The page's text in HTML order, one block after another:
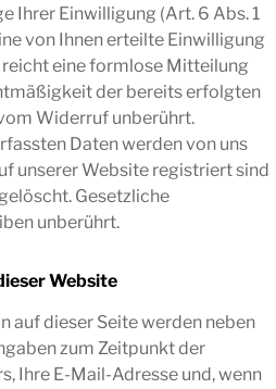
Ihrer Einwilligung (Art. 6 Abs. 1
von Ihnen erteilte Einwilligung
eine formlose Mitteilung
der bereits erfolgten
Widerruf unberührt.
Daten werden von uns
unserer Website registriert sind
Gesetzliche
unberührt.
Website
auf dieser Seite werden neben
zum Zeitpunkt der
Ihre E-Mail-Adresse und, wenn